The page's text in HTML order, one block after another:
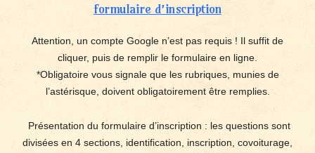
formulaire d’inscription
Attention, un compte Google n’est pas requis ! Il suffit de
cliquer, puis de remplir le formulaire en ligne.
*Obligatoire vous signale que les rubriques, munies de
l’astérisque, doivent obligatoirement être remplies.
Présentation du formulaire d’inscription : les questions sont
divisées en 4 sections, identification, inscription, covoiturage,